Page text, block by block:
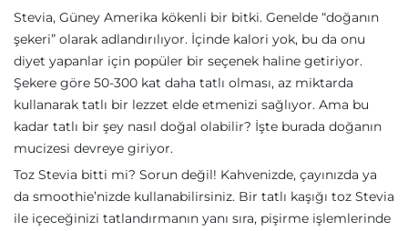
Stevia, Güney Amerika kökenli bir bitki. Genelde “doğanın
şekeri” olarak adlandırılıyor. İçinde kalori yok, bu da onu
diyet yapanlar için popüler bir seçenek haline getiriyor.
Şekere göre 50-300 kat daha tatlı olması, az miktarda
kullanarak tatlı bir lezzet elde etmenizi sağlıyor. Ama bu
kadar tatlı bir şey nasıl doğal olabilir? İşte burada doğanın
mucizesi devreye giriyor.
Toz Stevia bitti mi? Sorun değil! Kahvenizde, çayınızda ya
da smoothie’nizde kullanabilirsiniz. Bir tatlı kaşığı toz Stevia
ile içeceğinizi tatlandırmanın yanı sıra, pişirme işlemlerinde